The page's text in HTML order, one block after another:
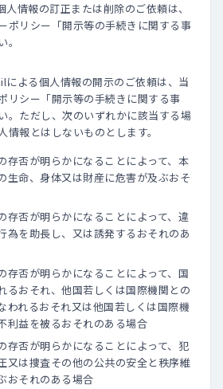
人情報の訂正または削除のご依頼は、
ポリシー「開示等の手続きに関する事
による個人情報の開示のご依頼は、当
リシー「開示等の手続きに関する事
。ただし、次のいずれかに該当する場
情報とはしないものとします。
存否が明らかになることによって、本
生命、身体又は財産に危害が及ぶおそ
存否が明らかになることによって、違
為を助長し、又は誘発するおそれのあ
存否が明らかになることによって、国
るおそれ、他国若しくは国際機関との
われるおそれ又は他国若しくは国際機
利益を被るおそれのある場合
存否が明らかになることによって、犯
又は捜査その他の公共の安全と秩序維
おそれのある場合